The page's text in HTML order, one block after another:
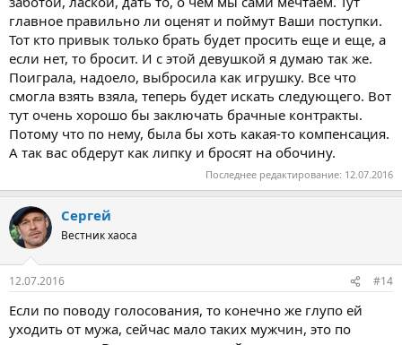
главное правильно ли оценят и поймут Ваши поступки.
Тот кто привык только брать будет просить еще и еще, а
если нет, то бросит. И с этой девушкой я думаю так же.
Поиграла, надоело, выбросила как игрушку. Все что
смогла взять взяла, теперь будет искать следующего. Вот
тут очень хорошо бы заключать брачные контракты.
Потому что по нему, была бы хоть какая-то компенсация.
А так вас обдерут как липку и бросят на обочину.
Последнее редактирование: 12.07.2016
Сергей
Вестник хаоса
12.07.2016 #14
Если по поводу голосования, то конечно же глупо ей
уходить от мужа, сейчас мало таких мужчин, это по